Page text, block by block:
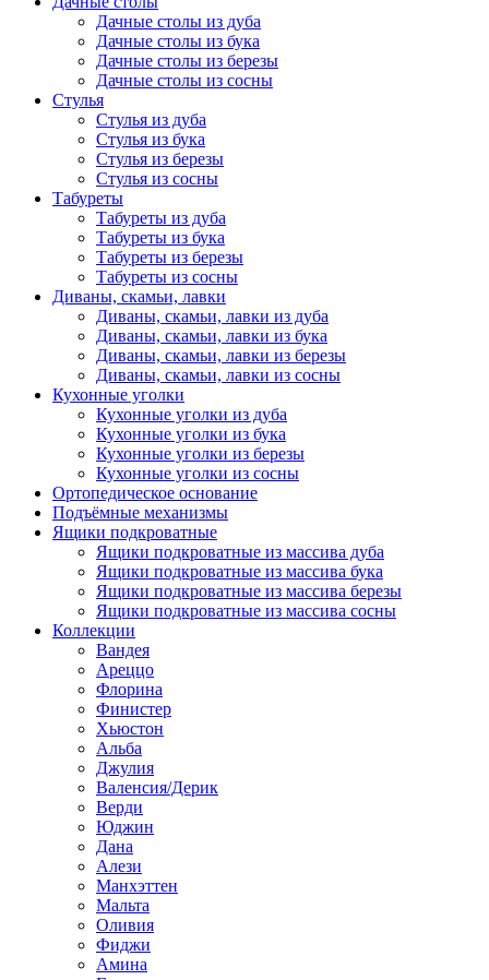
Дачные столы из дуба
Дачные столы из бука
Дачные столы из березы
Дачные столы из сосны
Стулья
Стулья из дуба
Стулья из бука
Стулья из березы
Стулья из сосны
Табуреты
Табуреты из дуба
Табуреты из бука
Табуреты из березы
Табуреты из сосны
Диваны, скамьи, лавки
Диваны, скамьи, лавки из дуба
Диваны, скамьи, лавки из бука
Диваны, скамьи, лавки из березы
Диваны, скамьи, лавки из сосны
Кухонные уголки
Кухонные уголки из дуба
Кухонные уголки из бука
Кухонные уголки из березы
Кухонные уголки из сосны
Ортопедическое основание
Подъёмные механизмы
Ящики подкроватные
Ящики подкроватные из массива дуба
Ящики подкроватные из массива бука
Ящики подкроватные из массива березы
Ящики подкроватные из массива сосны
Коллекции
Вандея
Ареццо
Флорина
Финистер
Хьюстон
Альба
Джулия
Валенсия/Дерик
Верди
Юджин
Дана
Алези
Манхэттен
Мальта
Оливия
Фиджи
Амина